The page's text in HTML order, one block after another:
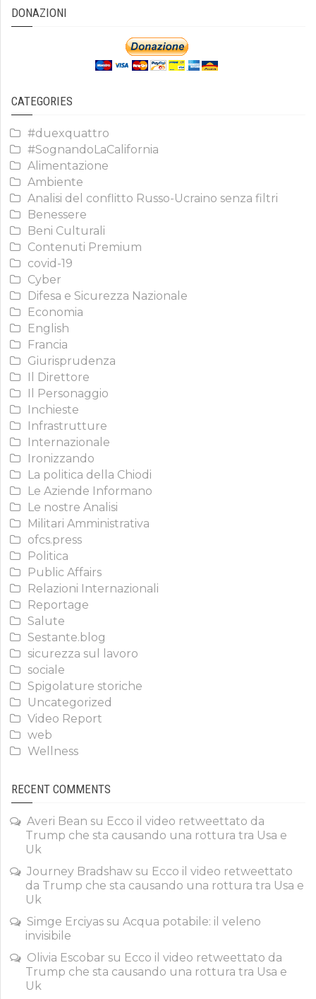
DONAZIONI
CATEGORIES
#duexquattro
#SognandoLaCalifornia
Alimentazione
Ambiente
Analisi del conflitto Russo-Ucraino senza filtri
Benessere
Beni Culturali
Contenuti Premium
covid-19
Cyber
Difesa e Sicurezza Nazionale
Economia
English
Francia
Giurisprudenza
Il Direttore
Il Personaggio
Inchieste
Infrastrutture
Internazionale
Ironizzando
La politica della Chiodi
Le Aziende Informano
Le nostre Analisi
Militari Amministrativa
ofcs.press
Politica
Public Affairs
Relazioni Internazionali
Reportage
Salute
Sestante.blog
sicurezza sul lavoro
sociale
Spigolature storiche
Uncategorized
Video Report
web
Wellness
RECENT COMMENTS
Averi Bean su Ecco il video retweettato da
Trump che sta causando una rottura tra Usa e
Uk
Journey Bradshaw su Ecco il video retweettato
da Trump che sta causando una rottura tra Usa e
Uk
Simge Erciyas su Acqua potabile: il veleno
invisibile
Olivia Escobar su Ecco il video retweettato da
Trump che sta causando una rottura tra Usa e
Uk